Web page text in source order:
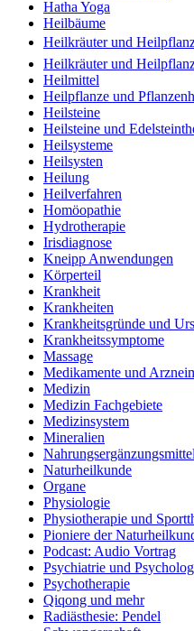
Hatha Yoga
Heilbäume
Heilkräuter und
Heilkräuter und
Heilmittel
Heilpflanze und
Heilsteine
Heilsteine und
Heilsysteme
Heilsysten
Heilung
Heilverfahren
Homöopathie
Hydrotherapie
Irisdiagnose
Kneipp Anwendungen
Körperteil
Krankheit
Krankheiten
Krankheitsgründe und
Krankheitssymptome
Massage
Medikamente und
Medizin
Medizin Fachgebiete
Medizinsystem
Mineralien
Nahrungsergänzungsmittel
Naturheilkunde
Organe
Physiologie
Physiotherapie und
Pioniere der
Podcast: Audio Vortrag
Psychiatrie und
Psychotherapie
Qiqong und mehr
Radiästhesie: Pendel